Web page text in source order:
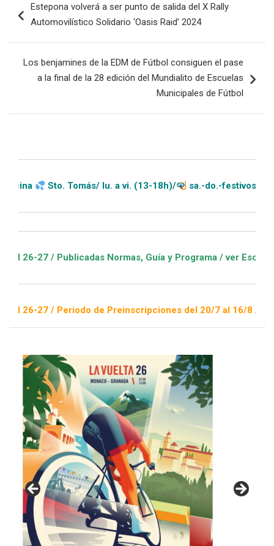
de
Estepona volverá a ser punto de salida del X Rally
Automovilístico Solidario ‘Oasis Raid’ 2024
Los benjamines de la EDM de Fútbol consiguen el pase
a la final de la 28 edición del Mundialito de Escuelas
Municipales de Fútbol
Sto. Tomás/ lu. a vi. (13-18h)/ sa.-do.-festivos (11-20h)
/ Publicadas Normas, Guía y Programa / ver Escuelas
/ Periodo de Preinscripciones del 20/7 al 16/8 / Sorteo 1 de